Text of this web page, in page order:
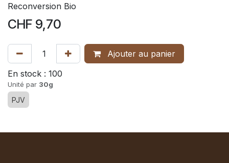
Reconversion Bio
CHF 9,70
Ajouter au panier
En stock : 100
Unité par 30g
PJV